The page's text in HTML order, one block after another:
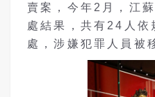
賣案，今年2月，江
處結果，共有24人依
處，涉嫌犯罪人員被